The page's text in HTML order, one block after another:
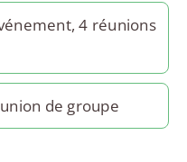
4 réunions
de groupe